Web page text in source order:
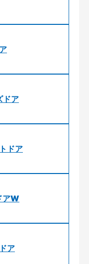
ドア
ドア
アW
ア